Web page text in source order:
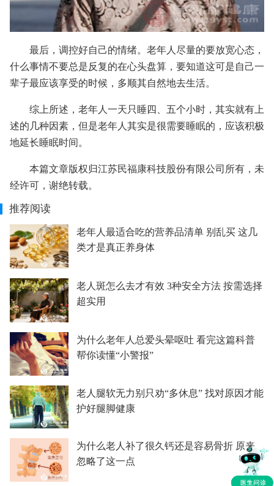
最后，调控好自己的情绪。老年人尽量的要放宽心态，
什么事情不要总是反复的在心头盘算，要知道这可是自己一
辈子最应该享受的时候，多顺其自然地去生活。
综上所述，老年人一天只睡四、五个小时，其实就有上
述的几种因素，但是老年人其实是很需要睡眠的，应该积极
地延长睡眠时间。
本篇文章版权归江苏民福康科技股份有限公司所有，未
经许可，谢绝转载。
推荐阅读
老年人最适合吃的营养品清单 别乱买 这几
类才是真正养身体
老人斑怎么去才有效 3种安全方法 按需选择
超实用
为什么老年人总爱头晕呕吐 看完这篇科普
帮你读懂“小警报”
老人腿软无力别只劝“多休息” 找对原因才能
护好腿脚健康
为什么老人补了很久钙还是容易骨折 原来
忽略了这一点